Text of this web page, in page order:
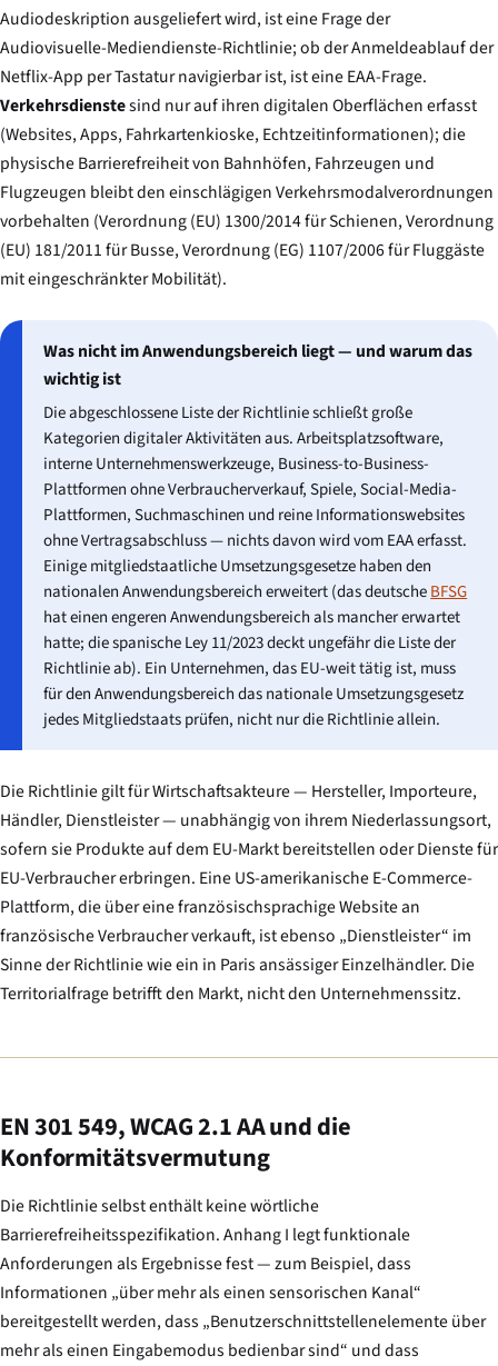
Audiodeskription ausgeliefert wird, ist eine Frage der
Audiovisuelle-Mediendienste-Richtlinie; ob der Anmeldeablauf der
Netflix-App per Tastatur navigierbar ist, ist eine EAA-Frage.
Verkehrsdienstesind nur auf ihren digitalen Oberflächen erfasst
(Websites, Apps, Fahrkartenkioske, Echtzeitinformationen); die
physische Barrierefreiheit von Bahnhöfen, Fahrzeugen und
Flugzeugen bleibt den einschlägigen Verkehrsmodalverordnungen
vorbehalten (Verordnung (EU) 1300/2014 für Schienen, Verordnung
(EU) 181/2011 für Busse, Verordnung (EG) 1107/2006 für Fluggäste
mit eingeschränkter Mobilität).
Was nicht im Anwendungsbereich liegt — und warum das
wichtig ist
Die abgeschlossene Liste der Richtlinie schließt große
Kategorien digitaler Aktivitäten aus. Arbeitsplatzsoftware,
interne Unternehmenswerkzeuge, Business-to-Business-
Plattformen ohne Verbraucherverkauf, Spiele, Social-Media-
Plattformen, Suchmaschinen und reine Informationswebsites
ohne Vertragsabschluss — nichts davon wird vom EAA erfasst.
Einige mitgliedstaatliche Umsetzungsgesetze haben den
nationalen Anwendungsbereich erweitert (das deutscheBFSG
hat einen engeren Anwendungsbereich als mancher erwartet
hatte; die spanische Ley 11/2023 deckt ungefähr die Liste der
Richtlinie ab). Ein Unternehmen, das EU-weit tätig ist, muss
für den Anwendungsbereich das nationale Umsetzungsgesetz
jedes Mitgliedstaats prüfen, nicht nur die Richtlinie allein.
Die Richtlinie gilt für Wirtschaftsakteure — Hersteller, Importeure,
Händler, Dienstleister — unabhängig von ihrem Niederlassungsort,
sofern sie Produkte auf dem EU-Markt bereitstellen oder Dienste für
EU-Verbraucher erbringen. Eine US-amerikanische E-Commerce-
Plattform, die über eine französischsprachige Website an
französische Verbraucher verkauft, ist ebenso „Dienstleister“ im
Sinne der Richtlinie wie ein in Paris ansässiger Einzelhändler. Die
Territorialfrage betrifft den Markt, nicht den Unternehmenssitz.
EN 301 549, WCAG 2.1 AA und die
Konformitätsvermutung
Die Richtlinie selbst enthält keine wörtliche
Barrierefreiheitsspezifikation. Anhang I legt funktionale
Anforderungen als Ergebnisse fest — zum Beispiel, dass
Informationen „über mehr als einen sensorischen Kanal“
bereitgestellt werden, dass „Benutzerschnittstellenelemente über
mehr als einen Eingabemodus bedienbar sind“ und dass